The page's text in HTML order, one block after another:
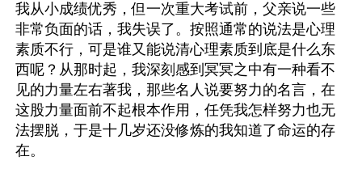
我从小成绩优秀，但一次重大考试前，父亲说一些
非常负面的话，我失误了。按照通常的说法是心理
素质不行，可是谁又能说清心理素质到底是什么东
西呢？从那时起，我深刻感到冥冥之中有一种看不
见的力量左右著我，那些名人说要努力的名言，在
这股力量面前不起根本作用，任凭我怎样努力也无
法摆脱，于是十几岁还没修炼的我知道了命运的存
在。